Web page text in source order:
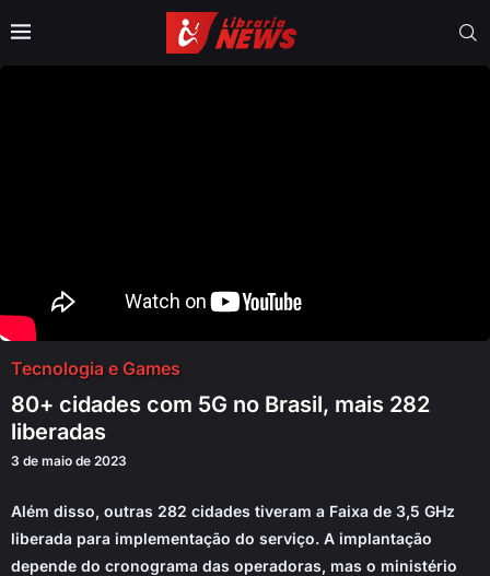
Tecnologia e Games
80+ cidades com 5G no Brasil, mais 282
liberadas
3 de maio de 2023
Além disso, outras 282 cidades tiveram a Faixa de 3,5 GHz
liberada para implementação do serviço. A implantação
depende do cronograma das operadoras, mas o ministério